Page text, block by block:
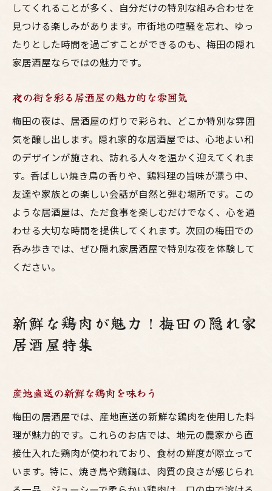
してくれることが多く、自分だけの特別な組み合わせを
見つける楽しみがあります。市街地の喧騒を忘れ、ゆっ
たりとした時間を過ごすことができるのも、梅田の隠れ
家居酒屋ならではの魅力です。
夜の街を彩る居酒屋の魅力的な雰囲気
梅田の夜は、居酒屋の灯りで彩られ、どこか特別な雰囲
気を醸し出します。隠れ家的な居酒屋では、心地よい和
のデザインが施され、訪れる人々を温かく迎えてくれま
す。香ばしい焼き鳥の香りや、鶏料理の旨味が漂う中、
友達や家族との楽しい会話が自然と弾む場所です。この
ような居酒屋は、ただ食事を楽しむだけでなく、心を通
わせる大切な時間を提供してくれます。次回の梅田での
呑み歩きでは、ぜひ隠れ家居酒屋で特別な夜を体験して
ください。
新鮮な鶏肉が魅力！梅田の隠れ家
居酒屋特集
産地直送の新鮮な鶏肉を味わう
梅田の居酒屋では、産地直送の新鮮な鶏肉を使用した料
理が魅力的です。これらのお店では、地元の農家から直
接仕入れた鶏肉が使われており、食材の鮮度が際立って
います。特に、焼き鳥や鶏鍋は、肉質の良さが感じられ